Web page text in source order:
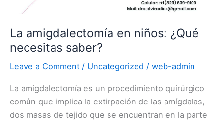
La amigdalectomía en niños: ¿Qué
necesitas saber?
Leave a Comment / Uncategorized / web-admin
La amigdalectomía es un procedimiento quirúrgico
común que implica la extirpación de las amígdalas,
dos masas de tejido que se encuentran en la parte